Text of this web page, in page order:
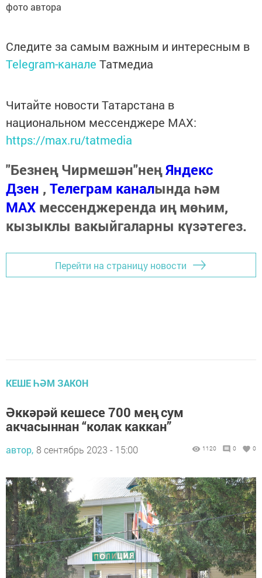
фото автора
Следите за самым важным и интересным в
Telegram-канале Татмедиа
Читайте новости Татарстана в
национальном мессенджере MАХ:
https://max.ru/tatmedia
"Безнең Чирмешән"неңЯндекс
Дзен , Телеграм каналында һәм
МАХ мессенджеренда иң мөһим,
кызыклы вакыйгаларны күзәтегез.
Перейти на страницу новости
КЕШЕ ҺӘМ ЗАКОН
Әккәрәй кешесе 700 мең сум
акчасыннан “колак каккан”
автор, 8 сентябрь 2023 - 15:00 1120 0 0